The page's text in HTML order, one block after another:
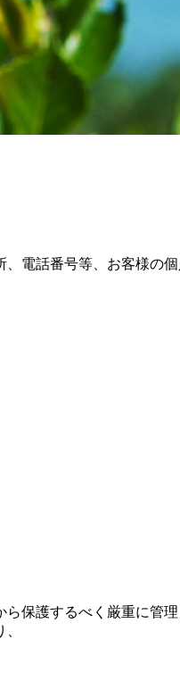
電話番号等、お客様の個
保護するべく厳重に管理